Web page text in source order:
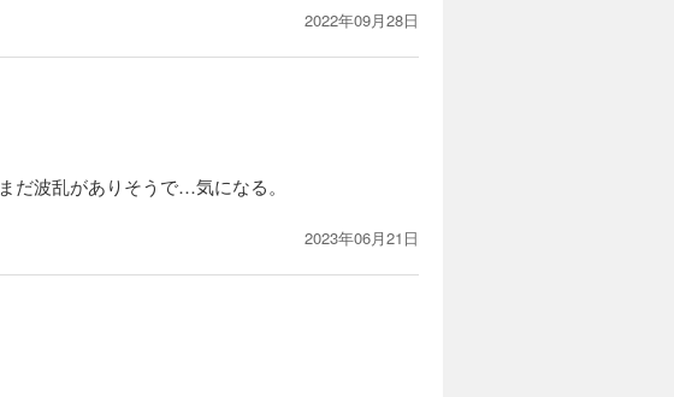
2022年09月28日
だ波乱がありそうで…気になる。
2023年06月21日